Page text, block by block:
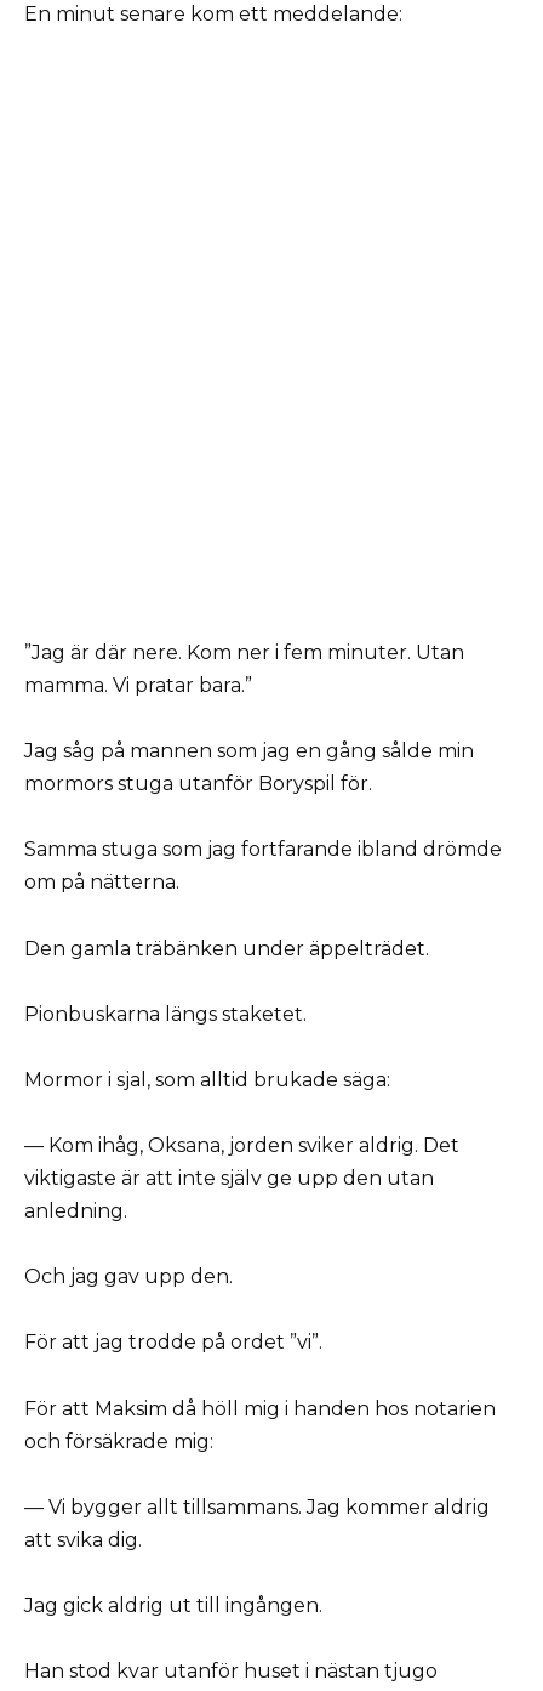
En minut senare kom ett meddelande:
”Jag är där nere. Kom ner i fem minuter. Utan
mamma. Vi pratar bara.”
Jag såg på mannen som jag en gång sålde min
mormors stuga utanför Boryspil för.
Samma stuga som jag fortfarande ibland drömde
om på nätterna.
Den gamla träbänken under äppelträdet.
Pionbuskarna längs staketet.
Mormor i sjal, som alltid brukade säga:
— Kom ihåg, Oksana, jorden sviker aldrig. Det
viktigaste är att inte själv ge upp den utan
anledning.
Och jag gav upp den.
För att jag trodde på ordet ”vi”.
För att Maksim då höll mig i handen hos notarien
och försäkrade mig:
— Vi bygger allt tillsammans. Jag kommer aldrig
att svika dig.
Jag gick aldrig ut till ingången.
Han stod kvar utanför huset i nästan tjugo